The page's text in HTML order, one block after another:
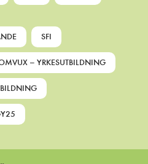
SFI
– YRKESUTBILDNING